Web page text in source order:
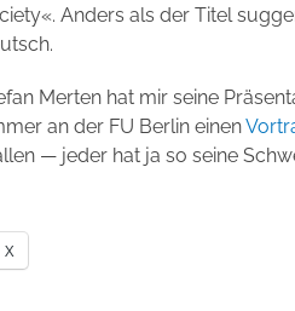
Anders als der Titel
Merten hat mir seine
an der FU Berlin einen
— jeder hat ja so seine
X